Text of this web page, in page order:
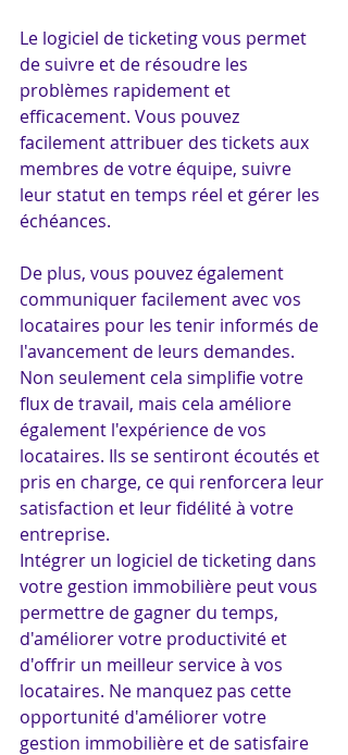
Le logiciel de ticketing vous permet
de suivre et de résoudre les
problèmes rapidement et
efficacement. Vous pouvez
facilement attribuer des tickets aux
membres de votre équipe, suivre
leur statut en temps réel et gérer les
échéances.
De plus, vous pouvez également
communiquer facilement avec vos
locataires pour les tenir informés de
l'avancement de leurs demandes.
Non seulement cela simplifie votre
flux de travail, mais cela améliore
également l'expérience de vos
locataires. Ils se sentiront écoutés et
pris en charge, ce qui renforcera leur
satisfaction et leur fidélité à votre
entreprise.
Intégrer un logiciel de ticketing dans
votre gestion immobilière peut vous
permettre de gagner du temps,
d'améliorer votre productivité et
d'offrir un meilleur service à vos
locataires. Ne manquez pas cette
opportunité d'améliorer votre
gestion immobilière et de satisfaire